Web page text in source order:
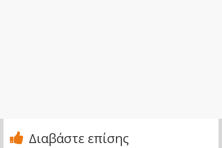
Διαβάστε επίσης